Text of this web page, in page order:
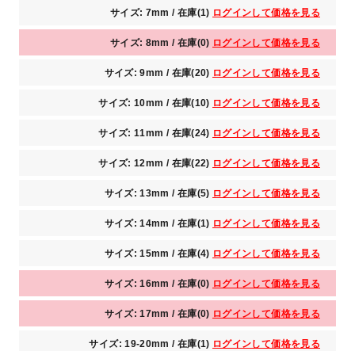
サイズ: 7mm / 在庫(1) ログインして価格を見る
サイズ: 8mm / 在庫(0) ログインして価格を見る
サイズ: 9mm / 在庫(20) ログインして価格を見る
サイズ: 10mm / 在庫(10) ログインして価格を見る
サイズ: 11mm / 在庫(24) ログインして価格を見る
サイズ: 12mm / 在庫(22) ログインして価格を見る
サイズ: 13mm / 在庫(5) ログインして価格を見る
サイズ: 14mm / 在庫(1) ログインして価格を見る
サイズ: 15mm / 在庫(4) ログインして価格を見る
サイズ: 16mm / 在庫(0) ログインして価格を見る
サイズ: 17mm / 在庫(0) ログインして価格を見る
サイズ: 19-20mm / 在庫(1) ログインして価格を見る